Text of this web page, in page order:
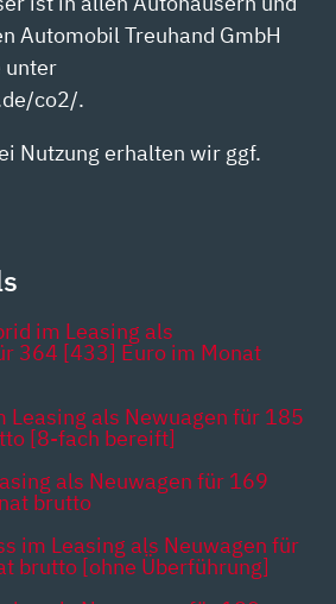
Automobil Treuhand GmbH
unter
co2/.
Nutzung erhalten wir ggf.
im Leasing als
364 [433] Euro im Monat
Leasing als Newuagen für 185
[8-fach bereift]
als Neuwagen für 169
brutto
im Leasing als Neuwagen für
brutto [ohne Überführung]